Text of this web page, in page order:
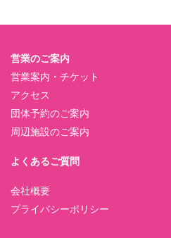
営業のご案内
営業案内・チケット
アクセス
団体予約のご案内
周辺施設のご案内
よくあるご質問
会社概要
プライバシーポリシー